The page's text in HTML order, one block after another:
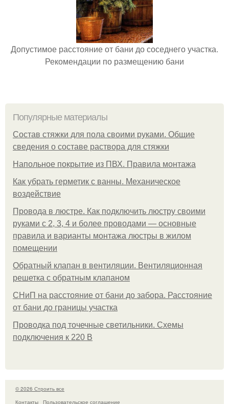
Допустимое расстояние от бани до соседнего участка.
Рекомендации по размещению бани
Популярные материалы
Состав стяжки для пола своими руками. Общие
сведения о составе раствора для стяжки
Напольное покрытие из ПВХ. Правила монтажа
Как убрать герметик с ванны. Механическое
воздействие
Провода в люстре. Как подключить люстру своими
руками с 2, 3, 4 и более проводами — основные
правила и варианты монтажа люстры в жилом
помещении
Обратный клапан в вентиляции. Вентиляционная
решетка с обратным клапаном
СНиП на расстояние от бани до забора. Расстояние
от бани до границы участка
Проводка под точечные светильники. Схемы
подключения к 220 В
© 2026 Строить все
Контакты
Пользовательское соглашение